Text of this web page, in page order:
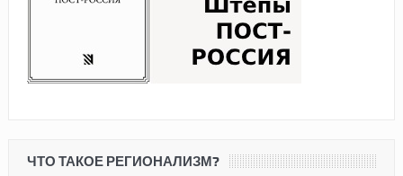
ЧТО ТАКОЕ РЕГИОНАЛИЗМ?